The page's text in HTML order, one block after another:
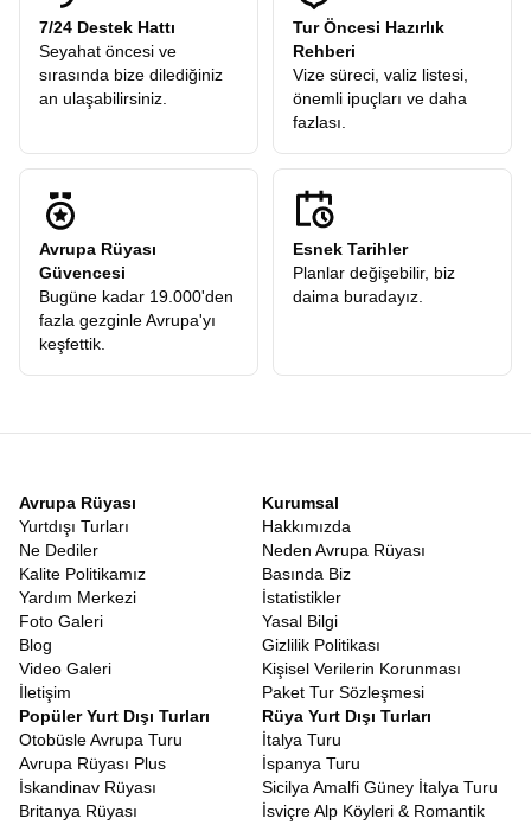
7/24 Destek Hattı
Seyahat öncesi ve
sırasında bize dilediğiniz
an ulaşabilirsiniz.
Tur Öncesi Hazırlık
Rehberi
Vize süreci, valiz listesi,
önemli ipuçları ve daha
fazlası.
Avrupa Rüyası
Güvencesi
Bugüne kadar 19.000'den
fazla gezginle Avrupa'yı
keşfettik.
Esnek Tarihler
Planlar değişebilir, biz
daima buradayız.
Avrupa Rüyası
Yurtdışı Turları
Ne Dediler
Kalite Politikamız
Yardım Merkezi
Foto Galeri
Blog
Video Galeri
İletişim
Kurumsal
Hakkımızda
Neden Avrupa Rüyası
Basında Biz
İstatistikler
Yasal Bilgi
Gizlilik Politikası
Kişisel Verilerin Korunması
Paket Tur Sözleşmesi
Popüler Yurt Dışı Turları
Otobüsle Avrupa Turu
Avrupa Rüyası Plus
İskandinav Rüyası
Britanya Rüyası
Rüya Yurt Dışı Turları
İtalya Turu
İspanya Turu
Sicilya Amalfi Güney İtalya Turu
İsviçre Alp Köyleri & Romantik